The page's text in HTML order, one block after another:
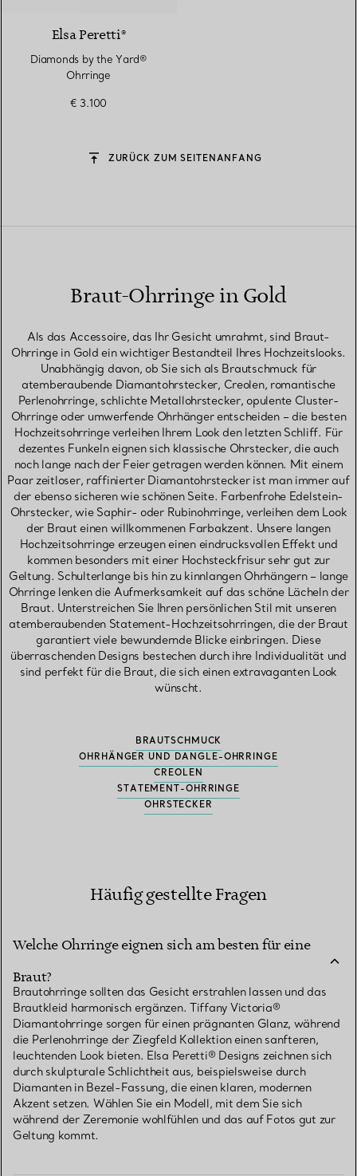
Elsa Peretti®
Diamonds by the Yard®
Ohrringe
€ 3.100
ZURÜCK ZUM SEITENANFANG
Braut-Ohrringe in Gold
Als das Accessoire, das Ihr Gesicht umrahmt, sind Braut-
Ohrringe in Gold ein wichtiger Bestandteil Ihres Hochzeitslooks.
Unabhängig davon, ob Sie sich als Brautschmuck für
atemberaubende Diamantohrstecker, Creolen, romantische
Perlenohrringe, schlichte Metallohrstecker, opulente Cluster-
Ohrringe oder umwerfende Ohrhänger entscheiden – die besten
Hochzeitsohrringe verleihen Ihrem Look den letzten Schliff. Für
dezentes Funkeln eignen sich klassische Ohrstecker, die auch
noch lange nach der Feier getragen werden können. Mit einem
Paar zeitloser, raffinierter Diamantohrstecker ist man immer auf
der ebenso sicheren wie schönen Seite. Farbenfrohe Edelstein-
Ohrstecker, wie Saphir- oder Rubinohrringe, verleihen dem Look
der Braut einen willkommenen Farbakzent. Unsere langen
Hochzeitsohrringe erzeugen einen eindrucksvollen Effekt und
kommen besonders mit einer Hochsteckfrisur sehr gut zur
Geltung. Schulterlange bis hin zu kinnlangen Ohrhängern – lange
Ohrringe lenken die Aufmerksamkeit auf das schöne Lächeln der
Braut. Unterstreichen Sie Ihren persönlichen Stil mit unseren
atemberaubenden Statement-Hochzeitsohrringen, die der Braut
garantiert viele bewundernde Blicke einbringen. Diese
überraschenden Designs bestechen durch ihre Individualität und
sind perfekt für die Braut, die sich einen extravaganten Look
wünscht.
BRAUTSCHMUCK
OHRHÄNGER UND DANGLE-OHRRINGE
CREOLEN
STATEMENT-OHRRINGE
OHRSTECKER
Häufig gestellte Fragen
Welche Ohrringe eignen sich am besten für eine
Braut?
Brautohrringe sollten das Gesicht erstrahlen lassen und das
Brautkleid harmonisch ergänzen. Tiffany Victoria®
Diamantohrringe sorgen für einen prägnanten Glanz, während
die Perlenohrringe der Ziegfeld Kollektion einen sanfteren,
leuchtenden Look bieten. Elsa Peretti® Designs zeichnen sich
durch skulpturale Schlichtheit aus, beispielsweise durch
Diamanten in Bezel-Fassung, die einen klaren, modernen
Akzent setzen. Wählen Sie ein Modell, mit dem Sie sich
während der Zeremonie wohlfühlen und das auf Fotos gut zur
Geltung kommt.